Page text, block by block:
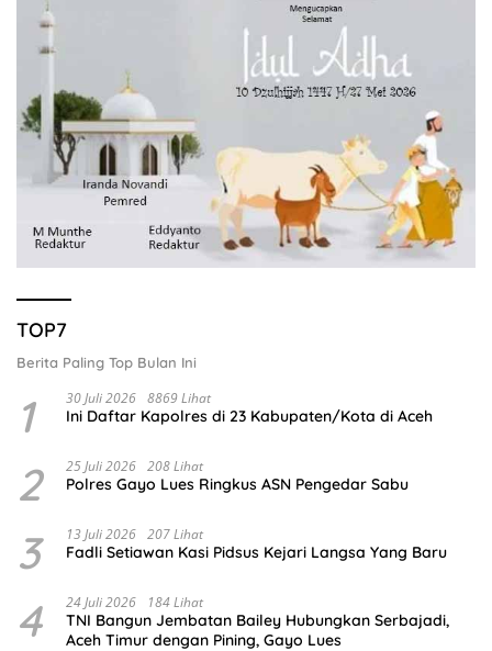
TOP7
Berita Paling Top Bulan Ini
1 30 Juli 2026 8869 Lihat
Ini Daftar Kapolres di 23 Kabupaten/Kota di Aceh
2 25 Juli 2026 208 Lihat
Polres Gayo Lues Ringkus ASN Pengedar Sabu
3 13 Juli 2026 207 Lihat
Fadli Setiawan Kasi Pidsus Kejari Langsa Yang Baru
4 24 Juli 2026 184 Lihat
TNI Bangun Jembatan Bailey Hubungkan Serbajadi,
Aceh Timur dengan Pining, Gayo Lues